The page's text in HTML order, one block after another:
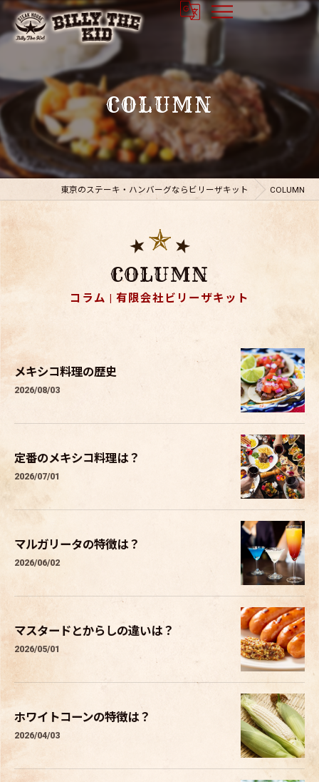
COLUMN
東京のステーキ・ハンバーグならビリーザキット COLUMN
COLUMN
コラム | 有限会社ビリーザキット
メキシコ料理の歴史
2026/08/03
定番のメキシコ料理は？
2026/07/01
マルガリータの特徴は？
2026/06/02
マスタードとからしの違いは？
2026/05/01
ホワイトコーンの特徴は？
2026/04/03